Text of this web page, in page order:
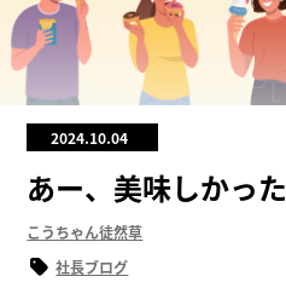
2024.10.04
あー、美味しかった
こうちゃん徒然草
社長ブログ